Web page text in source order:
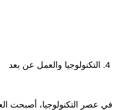
في عصر التكنولوجيا، أصبحت